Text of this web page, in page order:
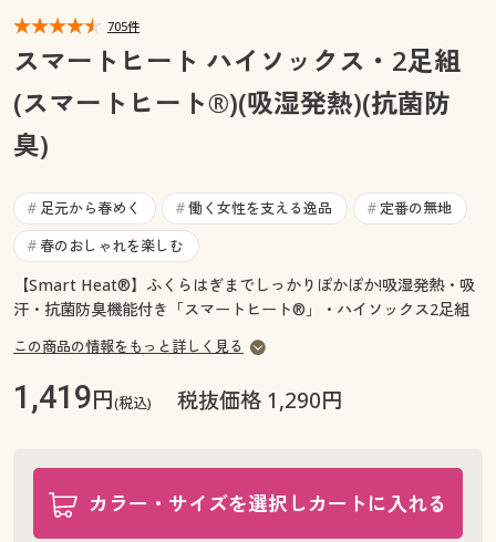
マイページ
閲覧履歴
お気に入り
サポート
ご利用ガイド
閲覧履歴
お気に入り
サポート
ご利用ガイド
よくある質問とお問い合わせ
705件
スマートヒート ハイソックス・2足組
(スマートヒート®)(吸湿発熱)(抗菌防
臭)
# 足元から春めく # 働く女性を支える逸品 # 定番の無地
# 春のおしゃれを楽しむ
【Smart Heat®】ふくらはぎまでしっかりぽかぽか!吸湿発熱・吸
汗・抗菌防臭機能付き「スマートヒート®」・ハイソックス2足組
この商品の情報をもっと詳しく見る
1,419円(税込) 税抜価格 1,290円
カラー・サイズを選択しカートに入れる